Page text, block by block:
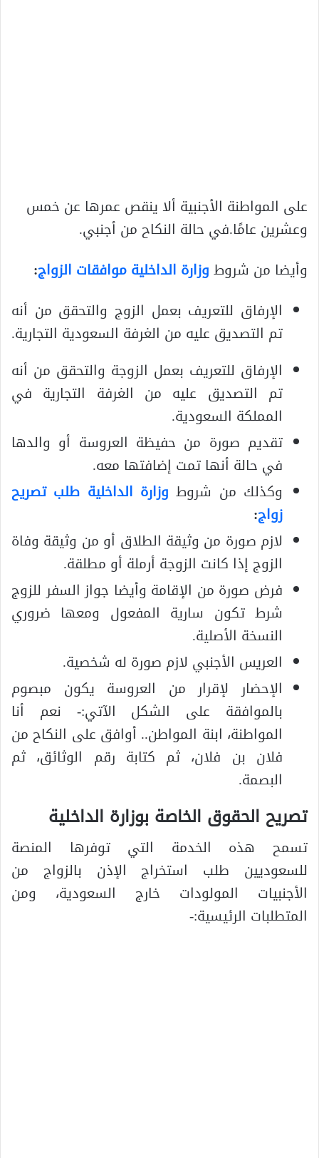
على المواطنة الأجنبية ألا ينقص عمرها عن خمس
وعشرين عامًا.في حالة النكاح من أجنبي.
وأيضا من شروطوزارة الداخلية موافقات الزواج:
الإرفاق للتعريف بعمل الزوج والتحقق من أنه
تم التصديق عليه من الغرفة السعودية التجارية.
الإرفاق للتعريف بعمل الزوجة والتحقق من أنه
تم التصديق عليه من الغرفة التجارية في
المملكة السعودية.
تقديم صورة من حفيظة العروسة أو والدها
في حالة أنها تمت إضافتها معه.
وكذلك من شروط وزارة الداخلية طلب تصريح
زواج:
لازم صورة من وثيقة الطلاق أو من وثيقة وفاة
الزوج إذا كانت الزوجة أرملة أو مطلقة.
فرض صورة من الإقامة وأيضا جواز السفر للزوج
شرط تكون سارية المفعول ومعها ضروري
النسخة الأصلية.
العريس الأجنبي لازم صورة له شخصية.
الإحضار لإقرار من العروسة يكون مبصوم
بالموافقة على الشكل الآتي:- نعم أنا
المواطنة، ابنة المواطن.. أوافق على النكاح من
فلان بن فلان، ثم كتابة رقم الوثائق، ثم
البصمة.
تصريح الحقوق الخاصة بوزارة الداخلية
تسمح هذه الخدمة التي توفرها المنصة
للسعوديين طلب استخراج الإذن بالزواج من
الأجنبيات المولودات خارج السعودية، ومن
المتطلبات الرئيسية:-